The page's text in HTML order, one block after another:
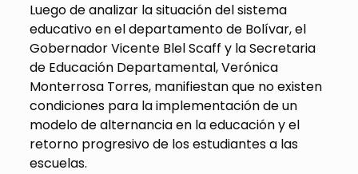
Luego de analizar la situación del sistema
educativo en el departamento de Bolívar, el
Gobernador Vicente Blel Scaff y la Secretaria
de Educación Departamental, Verónica
Monterrosa Torres, manifiestan que no existen
condiciones para la implementación de un
modelo de alternancia en la educación y el
retorno progresivo de los estudiantes a las
escuelas.